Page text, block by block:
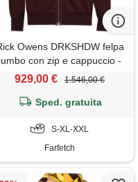
Owens DRKSHDW felpa
jumbo con zip e cappuccio -
marrone
929,00 € 1.546,00 €
Sped. gratuita
S-XL-XXL
Farfetch